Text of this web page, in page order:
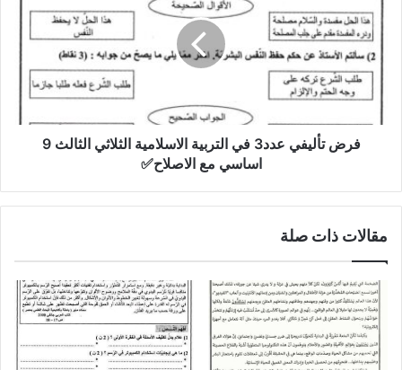
عدد3
في
التربية
الاسلامية
الثلاثي
الثالث
9
اساسي
فرض تأليفي عدد3 في التربية الاسلامية الثلاثي الثالث 9
اساسي مع الاصلاح✅
مقالات ذات صلة